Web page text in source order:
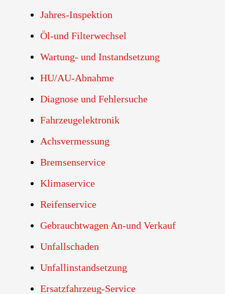
Jahres-Inspektion
Öl-und Filterwechsel
Wartung- und Instandsetzung
HU/AU-Abnahme
Diagnose und Fehlersuche
Fahrzeugelektronik
Achsvermessung
Bremsenservice
Klimaservice
Reifenservice
Gebrauchtwagen An-und Verkauf
Unfallschaden
Unfallinstandsetzung
Ersatzfahrzeug-Service